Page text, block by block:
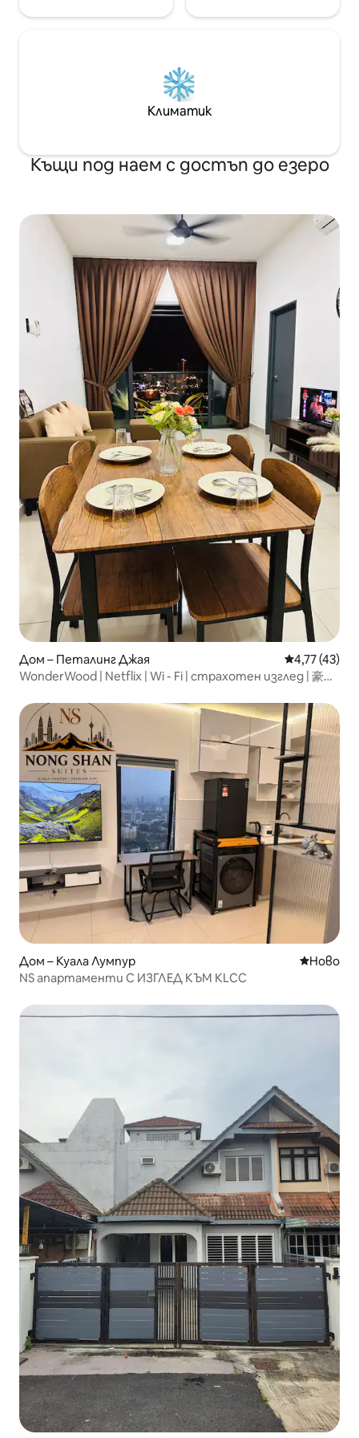
Климатик
Къщи под наем с достъп до езеро
Дом – Петалинг Джая Средна
4,77 (43)
WonderWood | Netflix | Wi - Fi | страхотен изглед | 豪华
Дом – Куала Лумпур Ново
Ново
NS апартаменти С ИЗГЛЕД КЪМ KLCC